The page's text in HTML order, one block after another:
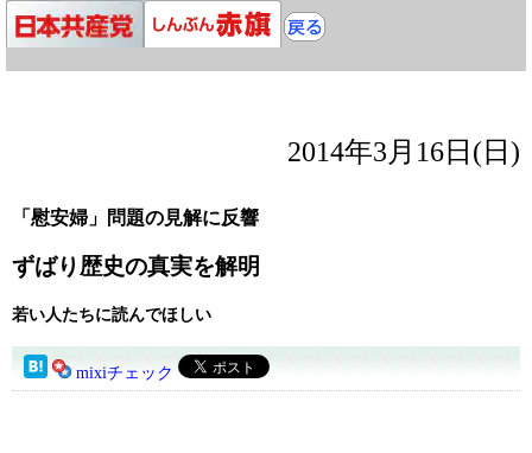
2014年3月16日(日)
「慰安婦」問題の見解に反響
ずばり歴史の真実を解明
若い人たちに読んでほしい
mixiチェック